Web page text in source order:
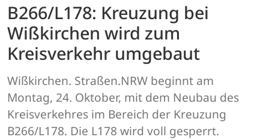
B266/L178: Kreuzung bei
Wißkirchen wird zum
Kreisverkehr umgebaut
Wißkirchen. Straßen.NRW beginnt am
Montag, 24. Oktober, mit dem Neubau des
Kreisverkehres im Bereich der Kreuzung
B266/L178. Die L178 wird voll gesperrt.